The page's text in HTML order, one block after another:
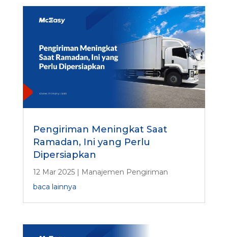
Pengiriman Meningkat Saat
Ramadan, Ini yang Perlu
Dipersiapkan
12 Mar 2025|
Manajemen Pengiriman
baca lainnya